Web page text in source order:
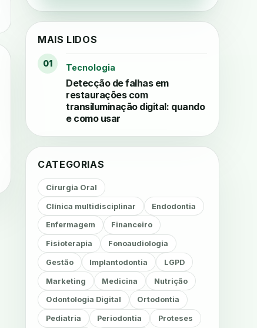
MAIS LIDOS
01 Tecnologia
Detecção de falhas em
restaurações com
transiluminação digital: quando
e como usar
CATEGORIAS
Cirurgia Oral
Clínica multidisciplinar Endodontia
Enfermagem Financeiro
Fisioterapia Fonoaudiologia
Gestão Implantodontia LGPD
Marketing Medicina Nutrição
Odontologia Digital Ortodontia
Pediatria Periodontia Proteses